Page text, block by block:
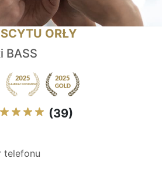
ORŁY
BASS
(39)
telefonu